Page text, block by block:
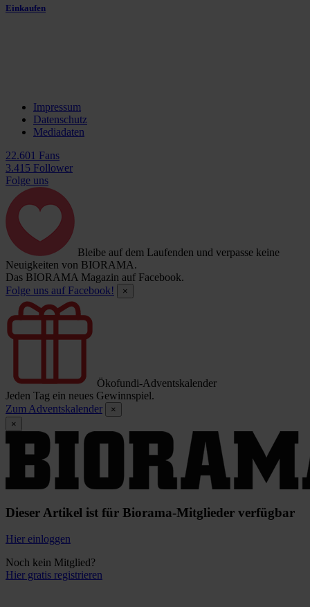
Einkaufen
Impressum
Datenschutz
Mediadaten
22.601 Fans
3.415 Follower
Folge uns
Bleibe auf dem Laufenden und verpasse keine
Neuigkeiten von BIORAMA.
Das BIORAMA Magazin auf Facebook.
Folge uns auf Facebook!
×
Ökofundi-Adventskalender
Jeden Tag ein neues Gewinnspiel.
Zum Adventskalender
×
×
Dieser Artikel ist für Biorama-Mitglieder verfügbar
Hier einloggen
Noch kein Mitglied?
Hier gratis registrieren